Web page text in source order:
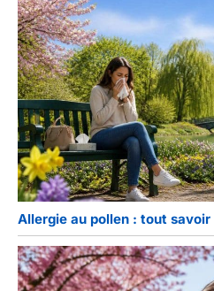
Allergie au pollen : tout